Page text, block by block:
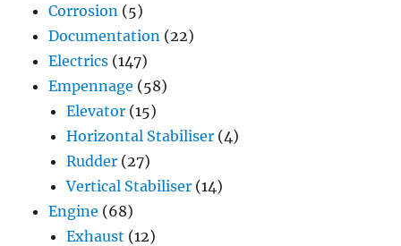
Corrosion (5)
Documentation (22)
Electrics (147)
Empennage (58)
Elevator (15)
Horizontal Stabiliser (4)
Rudder (27)
Vertical Stabiliser (14)
Engine (68)
Exhaust (12)